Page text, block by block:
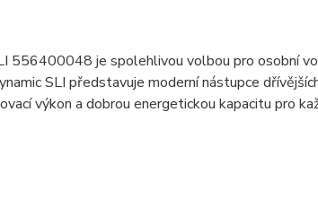
556400048 je spolehlivou volbou pro osobní
SLI představuje moderní nástupce
výkon a dobrou energetickou kapacitu pro